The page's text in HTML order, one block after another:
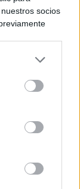
socios
algún
de
aplicarán
sitio web o